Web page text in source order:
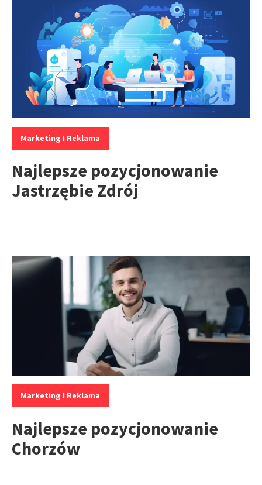
Kategorie:
Marketing I Reklama
Najlepsze pozycjonowanie
Jastrzębie Zdrój
Kategorie:
Marketing I Reklama
Najlepsze pozycjonowanie
Chorzów